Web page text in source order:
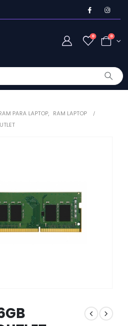
0 0
PARA LAPTOP, RAM LAPTOP